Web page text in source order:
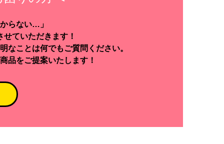
らない…」
ていただきます！
なことは何でもご質問ください。
品をご提案いたします！